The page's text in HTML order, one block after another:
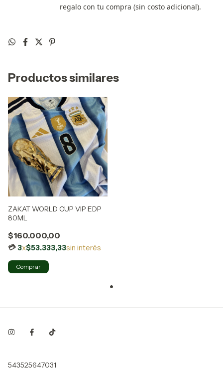
regalo con tu compra (sin costo adicional).
Productos similares
ZAKAT WORLD CUP VIP EDP
80ML
$160.000,00
3x$53.333,33sin interés
Comprar
543525647031